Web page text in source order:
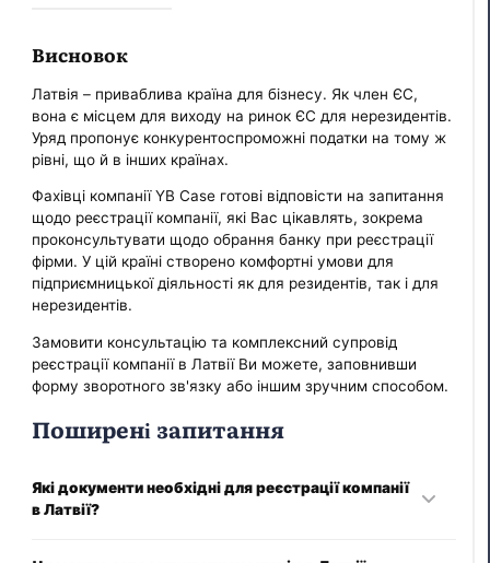
Висновок
Латвія – приваблива країна для бізнесу. Як член ЄС,
вона є місцем для виходу на ринок ЄС для нерезидентів.
Уряд пропонує конкурентоспроможні податки на тому ж
рівні, що й в інших країнах.
Фахівці компанії YB Case готові відповісти на запитання
щодо реєстрації компанії, які Вас цікавлять, зокрема
проконсультувати щодо обрання банку при реєстрації
фірми. У цій країні створено комфортні умови для
підприємницької діяльності як для резидентів, так і для
нерезидентів.
Замовити консультацію та комплексний супровід
реєстрації компанії в Латвії Ви можете, заповнивши
форму зворотного зв'язку або іншим зручним способом.
Поширені запитання
Які документи необхідні для реєстрації компанії
в Латвії?